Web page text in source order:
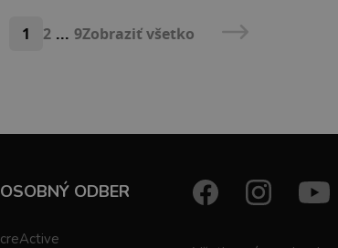
1 2 ... 9Zobraziť všetko
OSOBNÝ ODBER
creActive